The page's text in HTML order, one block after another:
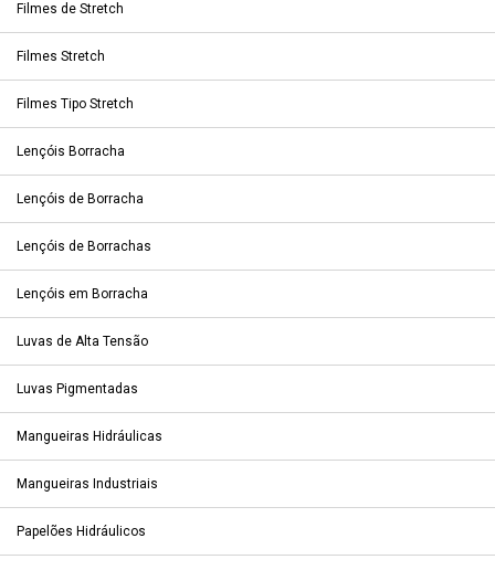
Filmes de Stretch
Filmes Stretch
Filmes Tipo Stretch
Lençóis Borracha
Lençóis de Borracha
Lençóis de Borrachas
Lençóis em Borracha
Luvas de Alta Tensão
Luvas Pigmentadas
Mangueiras Hidráulicas
Mangueiras Industriais
Papelões Hidráulicos